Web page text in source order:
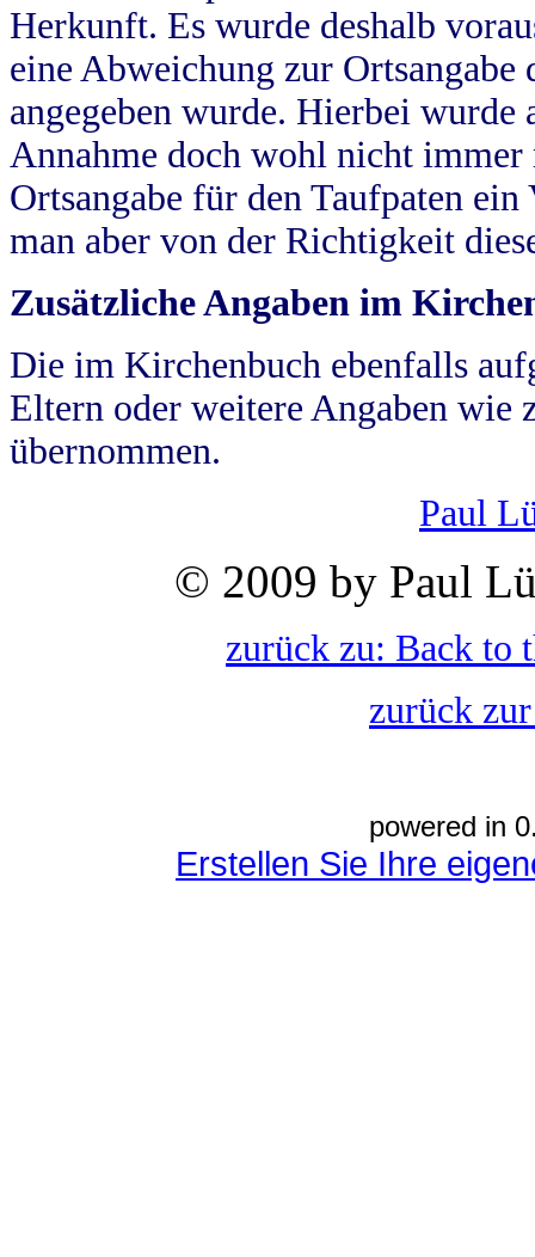
Herkunft. Es wurde deshalb
eine Abweichung zur
angegeben wurde. Hierbei wurde
Annahme doch wohl nicht
Ortsangabe für den Taufpaten
man aber von der Richtigkeit
Zusätzliche Angaben im
Die im Kirchenbuch ebenfalls
Eltern oder weitere Angaben wie
übernommen.
Paul
© 2009 by Paul
zurück zu: Back to
zurück
powered in
Erstellen Sie Ihre